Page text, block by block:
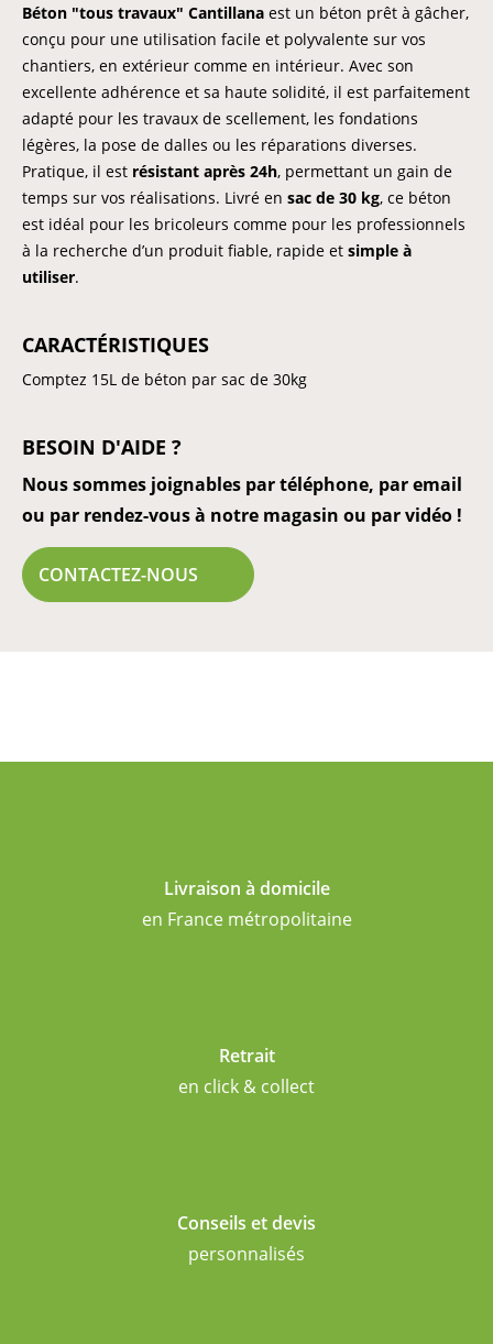
Béton "tous travaux" Cantillana est un béton prêt à gâcher,
conçu pour une utilisation facile et polyvalente sur vos
chantiers, en extérieur comme en intérieur. Avec son
excellente adhérence et sa haute solidité, il est parfaitement
adapté pour les travaux de scellement, les fondations
légères, la pose de dalles ou les réparations diverses.
Pratique, il est résistant après 24h, permettant un gain de
temps sur vos réalisations. Livré en sac de 30 kg, ce béton
est idéal pour les bricoleurs comme pour les professionnels
à la recherche d’un produit fiable, rapide et simple à
utiliser.
CARACTÉRISTIQUES
Comptez 15L de béton par sac de 30kg
BESOIN D'AIDE ?
Nous sommes joignables par téléphone, par email
ou par rendez-vous à notre magasin ou par vidéo !
CONTACTEZ-NOUS
Livraison à domicile
en France métropolitaine
Retrait
en click & collect
Conseils et devis
personnalisés